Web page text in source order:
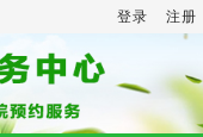
登录 注册